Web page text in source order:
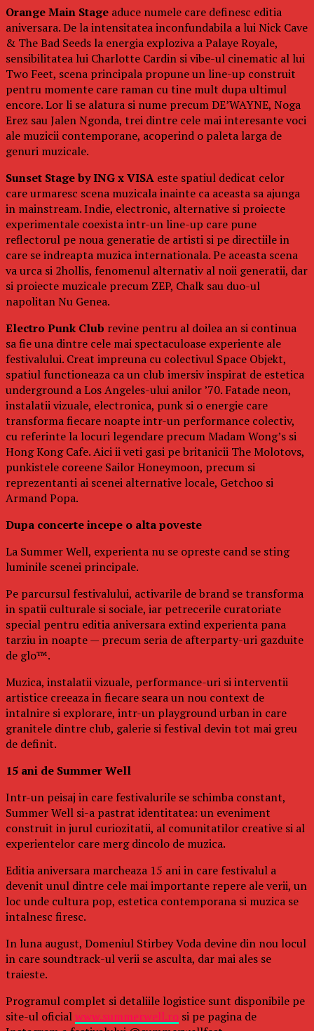
Orange Main Stage aduce numele care definesc editia
aniversara. De la intensitatea inconfundabila a lui Nick Cave
& The Bad Seeds la energia exploziva a Palaye Royale,
sensibilitatea lui Charlotte Cardin si vibe-ul cinematic al lui
Two Feet, scena principala propune un line-up construit
pentru momente care raman cu tine mult dupa ultimul
encore. Lor li se alatura si nume precum DE’WAYNE, Noga
Erez sau Jalen Ngonda, trei dintre cele mai interesante voci
ale muzicii contemporane, acoperind o paleta larga de
genuri muzicale.
Sunset Stage by ING x VISA este spatiul dedicat celor
care urmaresc scena muzicala inainte ca aceasta sa ajunga
in mainstream. Indie, electronic, alternative si proiecte
experimentale coexista intr-un line-up care pune
reflectorul pe noua generatie de artisti si pe directiile in
care se indreapta muzica internationala. Pe aceasta scena
va urca si 2hollis, fenomenul alternativ al noii generatii, dar
si proiecte muzicale precum ZEP, Chalk sau duo-ul
napolitan Nu Genea.
Electro Punk Club revine pentru al doilea an si continua
sa fie una dintre cele mai spectaculoase experiente ale
festivalului. Creat impreuna cu colectivul Space Objekt,
spatiul functioneaza ca un club imersiv inspirat de estetica
underground a Los Angeles-ului anilor ’70. Fatade neon,
instalatii vizuale, electronica, punk si o energie care
transforma fiecare noapte intr-un performance colectiv,
cu referinte la locuri legendare precum Madam Wong’s si
Hong Kong Cafe. Aici ii veti gasi pe britanicii The Molotovs,
punkistele coreene Sailor Honeymoon, precum si
reprezentanti ai scenei alternative locale, Getchoo si
Armand Popa.
Dupa concerte incepe o alta poveste
La Summer Well, experienta nu se opreste cand se sting
luminile scenei principale.
Pe parcursul festivalului, activarile de brand se transforma
in spatii culturale si sociale, iar petrecerile curatoriate
special pentru editia aniversara extind experienta pana
tarziu in noapte — precum seria de afterparty-uri gazduite
de glo™.
Muzica, instalatii vizuale, performance-uri si interventii
artistice creeaza in fiecare seara un nou context de
intalnire si explorare, intr-un playground urban in care
granitele dintre club, galerie si festival devin tot mai greu
de definit.
15 ani de Summer Well
Intr-un peisaj in care festivalurile se schimba constant,
Summer Well si-a pastrat identitatea: un eveniment
construit in jurul curiozitatii, al comunitatilor creative si al
experientelor care merg dincolo de muzica.
Editia aniversara marcheaza 15 ani in care festivalul a
devenit unul dintre cele mai importante repere ale verii, un
loc unde cultura pop, estetica contemporana si muzica se
intalnesc firesc.
In luna august, Domeniul Stirbey Voda devine din nou locul
in care soundtrack-ul verii se asculta, dar mai ales se
traieste.
Programul complet si detaliile logistice sunt disponibile pe
site-ul oficialwww.summerwell.ro si pe pagina de